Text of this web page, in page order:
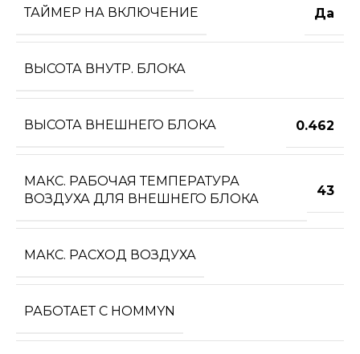
ТАЙМЕР НА ВКЛЮЧЕНИЕ Да
ВЫСОТА ВНУТР. БЛОКА
ВЫСОТА ВНЕШНЕГО БЛОКА 0.462
МАКС. РАБОЧАЯ ТЕМПЕРАТУРА
ВОЗДУХА ДЛЯ ВНЕШНЕГО БЛОКА
43
МАКС. РАСХОД ВОЗДУХА
РАБОТАЕТ С HOMMYN